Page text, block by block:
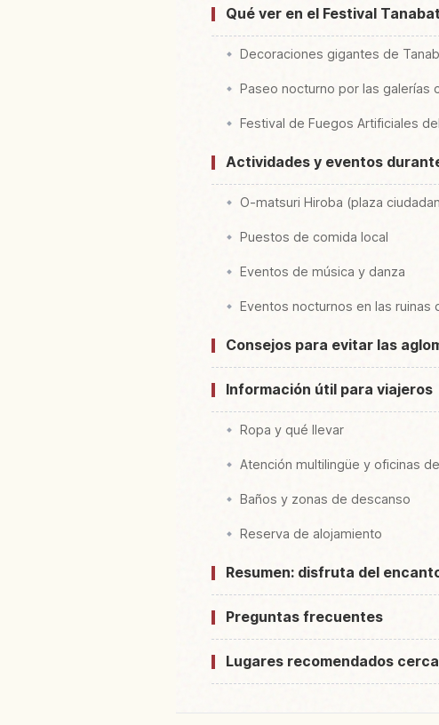
Qué ver en el Festival
Decoraciones gigantes de
Paseo nocturno por las galerías
Festival de Fuegos Artificiales
Actividades y eventos
O-matsuri Hiroba (plaza
Puestos de comida local
Eventos de música y danza
Eventos nocturnos en las ruinas
Consejos para evitar las
Información útil para viajeros
Ropa y qué llevar
Atención multilingüe y oficinas
Baños y zonas de descanso
Reserva de alojamiento
Resumen: disfruta del
Preguntas frecuentes
Lugares recomendados